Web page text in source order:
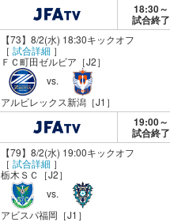
18:30～
試合終了
【73】8/2(水) 18:30キックオフ
［試合詳細 ］
ＦＣ町田ゼルビア ［J2］
vs.
アルビレックス新潟 ［J1］
19:00～
試合終了
【79】8/2(水) 19:00キックオフ
［試合詳細 ］
栃木ＳＣ
［J2］
vs.
アビスパ福岡 ［J1］